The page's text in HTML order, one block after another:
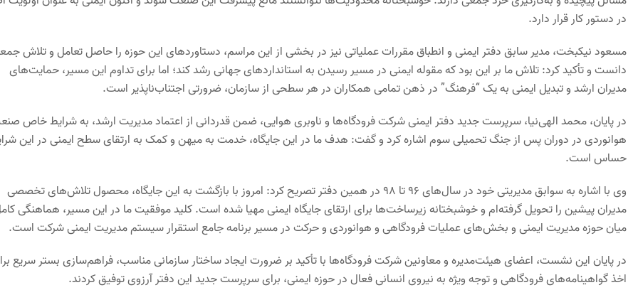
در دستور کار قرار دارد.
مسعود نیکبخت، مدیر سابق دفتر ایمنی و انطباق مقررات عملیاتی نیز در بخشی از این مراسم، دستاوردهای این حوزه را حاصل تعامل و تلاش
دانست و تأکید کرد: تلاش ما بر این بود که مقوله ایمنی در مسیر رسیدن به استانداردهای جهانی رشد کند؛ اما برای تداوم این مسیر، حمایت‌های
مدیران ارشد و تبدیل ایمنی به یک “فرهنگ” در ذهن تمامی همکاران در هر سطحی از سازمان، ضرورتی اجتناب‌ناپذیر است.
در پایان، محمد الهی‌نیا، سرپرست جدید دفتر ایمنی شرکت فرودگاه‌ها و ناوبری هوایی، ضمن قدردانی از اعتماد مدیریت ارشد، به شرایط خاص
هوانوردی در دوران پس از جنگ تحمیلی سوم اشاره کرد و گفت: هدف ما در این جایگاه، خدمت به میهن و کمک به ارتقای سطح ایمنی در این
حساس است.
وی با اشاره به سوابق مدیریتی خود در سال‌های ۹۶ تا ۹۸ در همین دفتر تصریح کرد: امروز با بازگشت به این جایگاه، محصول تلاش‌های تخصصی
مدیران پیشین را تحویل گرفته‌ام و خوشبختانه زیرساخت‌ها برای ارتقای جایگاه ایمنی مهیا شده است. کلید موفقیت ما در این مسیر، هماهنگی
میان حوزه مدیریت ایمنی و بخش‌های عملیات فرودگاهی و هوانوردی و حرکت در مسیر برنامه جامع استقرار سیستم مدیریت ایمنی شرکت است.
در پایان این نشست، اعضای هیئت‌مدیره و معاونین شرکت فرودگاه‌ها با تأکید بر ضرورت ایجاد ساختار سازمانی مناسب، فراهم‌سازی بستر سریع
اخذ گواهینامه‌های فرودگاهی و توجه ویژه به نیروی انسانی فعال در حوزه ایمنی، برای سرپرست جدید این دفتر آرزوی توفیق کردند.